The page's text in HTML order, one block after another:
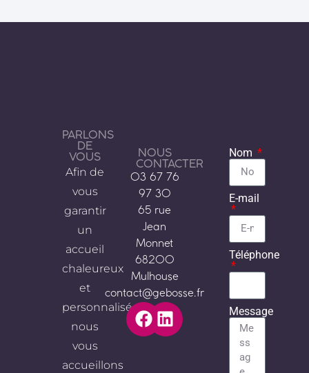
Lisez Plus
PARLONS
DE
VOUS
Afin de
vous
garantir
un
accueil
chaleureux
et
personnalisé,
nous
vous
accueillons
NOUS
CONTACTER
03 67 76
97 30
65 rue
Jean
Monnet
68200
Mulhouse
contact@gebosse.fr
Nom
E-mail
Téléphone
Message